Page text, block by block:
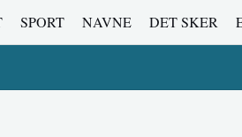
SPORT NAVNE DET SKER